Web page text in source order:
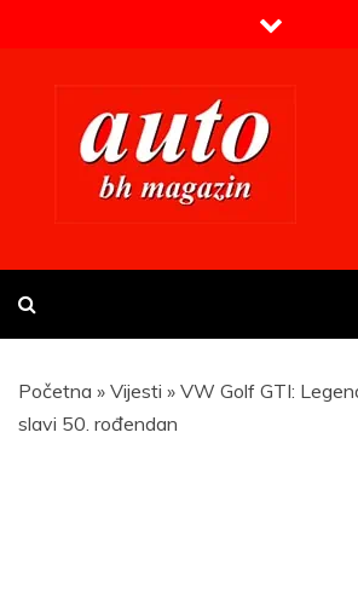
Prvi BH auto
Početna » Vijesti » VW Golf GTI:
slavi 50. rođendan